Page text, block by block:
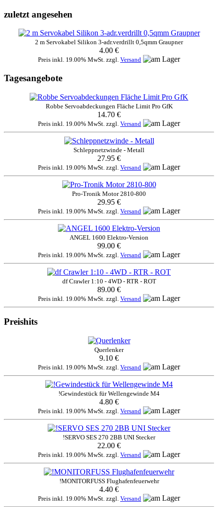
zuletzt angesehen
2 m Servokabel Silikon 3-adr.verdrillt 0,5qmm Graupner
4.00 €
Preis inkl. 19.00% MwSt. zzgl. Versand
Tagesangebote
Robbe Servoabdeckungen Fläche Limit Pro GfK
14.70 €
Preis inkl. 19.00% MwSt. zzgl. Versand
Schleppnetzwinde - Metall
27.95 €
Preis inkl. 19.00% MwSt. zzgl. Versand
Pro-Tronik Motor 2810-800
29.95 €
Preis inkl. 19.00% MwSt. zzgl. Versand
ANGEL 1600 Elektro-Version
99.00 €
Preis inkl. 19.00% MwSt. zzgl. Versand
df Crawler 1:10 - 4WD - RTR - ROT
89.00 €
Preis inkl. 19.00% MwSt. zzgl. Versand
Preishits
Querlenker
9.10 €
Preis inkl. 19.00% MwSt. zzgl. Versand
!Gewindestück für Wellengewinde M4
4.80 €
Preis inkl. 19.00% MwSt. zzgl. Versand
!SERVO SES 270 2BB UNI Stecker
22.00 €
Preis inkl. 19.00% MwSt. zzgl. Versand
!MONITORFUSS Flughafenfeuerwehr
4.40 €
Preis inkl. 19.00% MwSt. zzgl. Versand